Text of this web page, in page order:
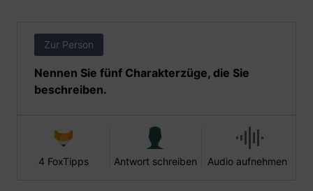
Zur Person
Nennen Sie fünf Charakterzüge, die Sie
beschreiben.
4 FoxTipps Antwort schreiben Audio aufnehmen